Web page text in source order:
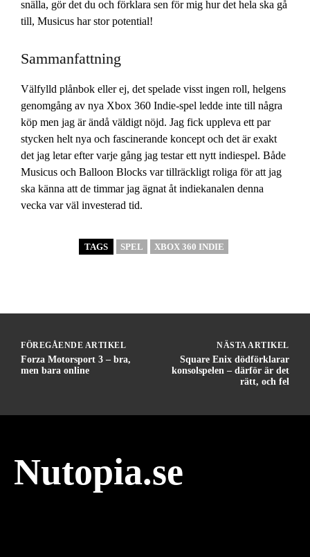
snälla, gör det du och förklara sen för mig hur det hela ska gå
till, Musicus har stor potential!
Sammanfattning
Välfylld plånbok eller ej, det spelade visst ingen roll, helgens
genomgång av nya Xbox 360 Indie-spel ledde inte till några
köp men jag är ändå väldigt nöjd. Jag fick uppleva ett par
stycken helt nya och fascinerande koncept och det är exakt
det jag letar efter varje gång jag testar ett nytt indiespel. Både
Musicus och Balloon Blocks var tillräckligt roliga för att jag
ska känna att de timmar jag ägnat åt indiekanalen denna
vecka var väl investerad tid.
TAGS SPEL XBOX 360 INDIE
FÖREGÅENDE ARTIKEL
Forza Motorsport 3 – bra,
men bara online
NÄSTA ARTIKEL
Square Enix dödförklarar
konsolspelen – därför är det
rätt, och fel
Nutopia.se